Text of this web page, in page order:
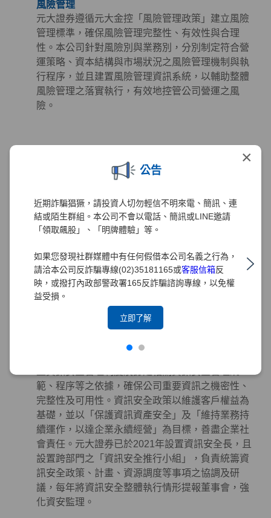
×
公告
近期詐騙猖獗，請投資人切勿輕信不明來電、簡訊、連
結或陌生群組。本公司不會以電話、簡訊或LINE邀請
「領取飆股」、「明牌體驗」等。
如果您發現社群媒體中有任何假借本公司名義之行為，
請洽本公司反詐騙專線(02)35181165或客服信箱反
映，或撥打內政部警政署165反詐騙諮詢專線，以免權
益受損。
立即了解
風險管理
元大證券遵循元大金控「風險管理政策」建立風險
管理標準，確保風險管理完整性、有效性與合理
性。本公司針對風險別與業務別，分別制定符合營
運策略、資本結構與市場狀況之風險管理機制與執
行程序，並且建置風險管理資訊系統，以輔助整體
風險管理之落實執行，有效地控管公司營運之風
險。
為強化元大證券對智慧管理財產的重視與保護，元
大證券2020年已訂定「智慧財產權管理要點」、
元大金控政策，2021年導入台灣智慧財產管理系統
(TIPS)，並訂定及修正相關規章，以建置有效之管
慧財產管理小組以負責相關管理工作，2021年12月
已取得TIPS(A級)認證，2022年及2024年分別取得
TIPS(A級)再認證。
董事會為元大證券資訊安全管理之最高決策單位，
範、程序等之依據，確保公司重要資訊之機密性、
完整性及可用性。資訊安全政策以維護客戶權益為
基礎，並以「保護資訊資產安全」及「維持業務持
續運作，以達企業永續經營」為目標，善盡企業社
會責任。元大證券已於2021年設置資訊安全長，且
設置跨部門之「資訊安全推行小組」，負責統籌資
訊安全政策、計畫、資源調度等事項之協調及研
議，每年將資訊安全整體執行情形提報董事會，強
化資安監理。